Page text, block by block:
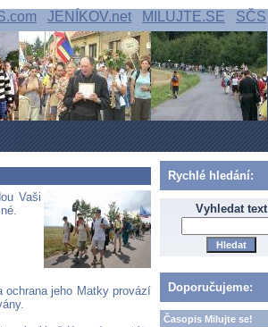
JENÍKOV.net MILUJTE.SE SČS
Vaši
ochrana jeho Matky provází
Rychlé hledání:
Vyhledat text
Doporučujeme:
Časopis Milujte se!